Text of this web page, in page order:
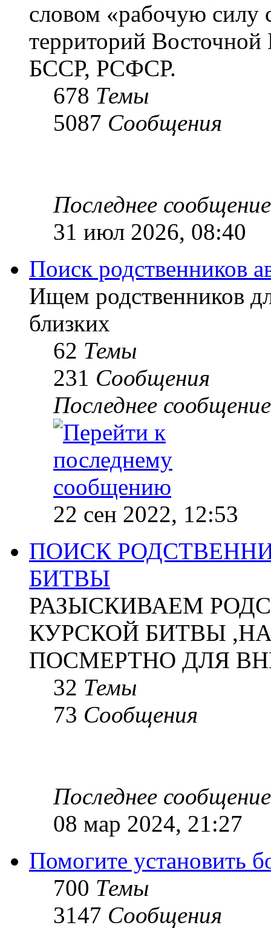
словом «рабочую силу
территорий
БССР, РСФСР.
678 Темы
5087 Сообщения
Последнее сообщение
31 июл 2026, 08:40
Поиск родственников
Ищем родственников
близких
62 Темы
231 Сообщения
Последнее сообщение
22 сен 2022, 12:53
ПОИСК
БИТВЫ
РАЗЫСКИВАЕМ
КУРСКОЙ БИТВЫ
ПОСМЕРТНО ДЛЯ
32 Темы
73 Сообщения
Последнее сообщение
08 мар 2024, 21:27
Помогите установить
700 Темы
3147 Сообщения